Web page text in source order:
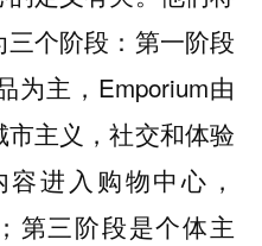
个阶段：第一阶段
为主，Emporium由
主义，社交和体验
进入购物中心，
第三阶段是个体主